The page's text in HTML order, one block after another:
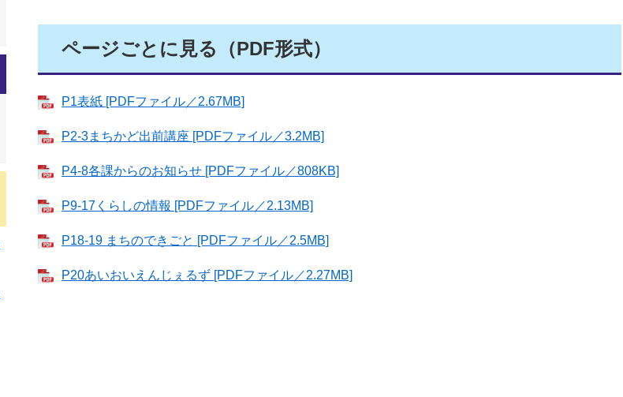
ページごとに見る（PDF形式）
P1表紙 [PDFファイル／2.67MB]
P2-3まちかど出前講座 [PDFファイル／3.2MB]
P4-8各課からのお知らせ [PDFファイル／808KB]
P9-17くらしの情報 [PDFファイル／2.13MB]
P18-19 まちのできごと [PDFファイル／2.5MB]
P20あいおいえんじぇるず [PDFファイル／2.27MB]